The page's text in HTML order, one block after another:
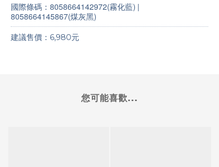
國際條碼： 8058664142972(霧化藍) |
8058664145867(煤灰黑)
建議售價：6,980元
您可能喜歡...